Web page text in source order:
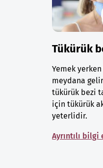
Tükürük
Yemek
meydana
tükürük bezi
için tükürük
yeterlidir.
Ayrıntılı